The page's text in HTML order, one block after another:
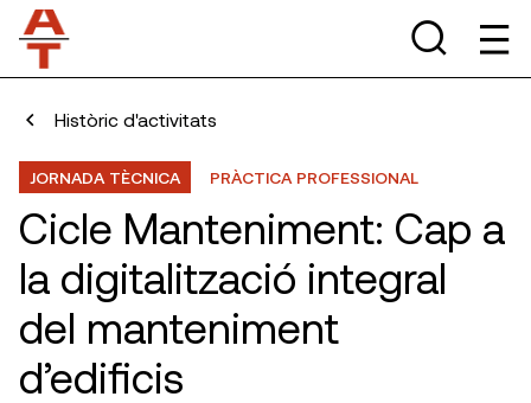
Històric d'activitats
JORNADA TÈCNICA PRÀCTICA PROFESSIONAL
Cicle Manteniment: Cap a
la digitalització integral
del manteniment
d’edificis